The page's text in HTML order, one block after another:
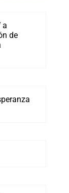
a
de